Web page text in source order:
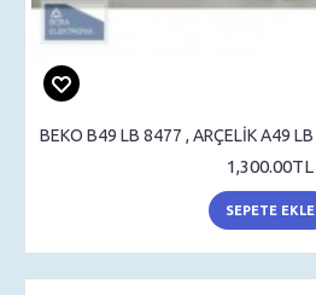
1,300.00TL
SEPETE EKLE